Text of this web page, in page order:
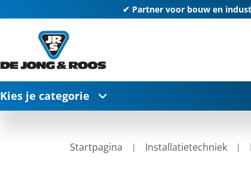
✔ Partner voor bouw en
Kies je categorie
Startpagina Installatietechniek